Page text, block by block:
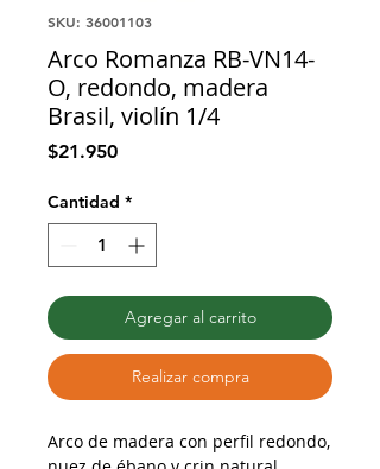
SKU: 36001103
Arco Romanza RB-VN14-
O, redondo, madera
Brasil, violín 1/4
$21.950Precio
Cantidad *
Agregar al carrito
Realizar compra
Arco de madera con perfil redondo,